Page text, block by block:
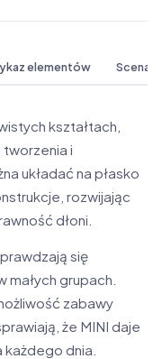
elementów
kształtach,
i
układać na płasko
rozwijając
dłoni.
się
grupach.
zabawy
że MINI daje
dnia.